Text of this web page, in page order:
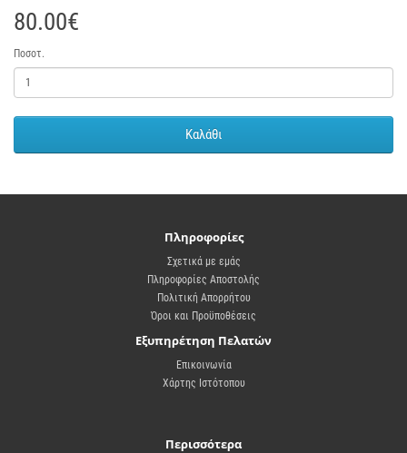
80.00€
Ποσοτ.
Καλάθι
Πληροφορίες
Σχετικά με εμάς
Πληροφορίες Αποστολής
Πολιτική Απορρήτου
Όροι και Προϋποθέσεις
Εξυπηρέτηση Πελατών
Επικοινωνία
Χάρτης Ιστότοπου
Περισσότερα